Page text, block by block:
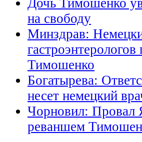
Дочь Тимошенко
на свободу
Минздрав:
Тимошенко
Богатырева:
несет немецкий
Чорновил: Провал
реваншем